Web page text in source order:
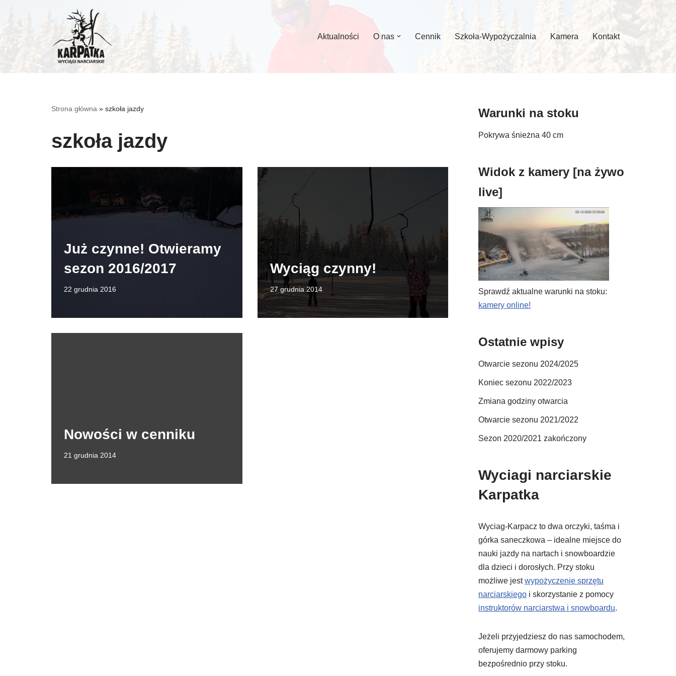
Przejdź
Aktualności O nas Cennik Szkoła-Wypożyczalnia Kamera Kontakt
Strona główna » szkoła jazdy
szkoła jazdy
Już czynne! Otwieramy
sezon 2016/2017
22 grudnia 2016
Wyciąg czynny!
27 grudnia 2014
Nowości w cenniku
21 grudnia 2014
Warunki na stoku
Pokrywa śnieżna 40 cm
Widok z kamery [na żywo
live]
Sprawdź aktualne warunki na stoku:
kamery online!
Ostatnie wpisy
Otwarcie sezonu 2024/2025
Koniec sezonu 2022/2023
Zmiana godziny otwarcia
Otwarcie sezonu 2021/2022
Sezon 2020/2021 zakończony
Wyciagi narciarskie
Karpatka
Wyciag-Karpacz to dwa orczyki, taśma i
górka saneczkowa – idealne miejsce do
nauki jazdy na nartach i snowboardzie
dla dzieci i dorosłych. Przy stoku
możliwe jestwypożyczenie sprzętu
narciarskiego i skorzystanie z pomocy
instruktorów narciarstwa i snowboardu.
Jeżeli przyjedziesz do nas samochodem,
oferujemy darmowy parking
bezpośrednio przy stoku.